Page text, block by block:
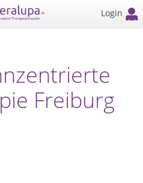
Login
Freiburg